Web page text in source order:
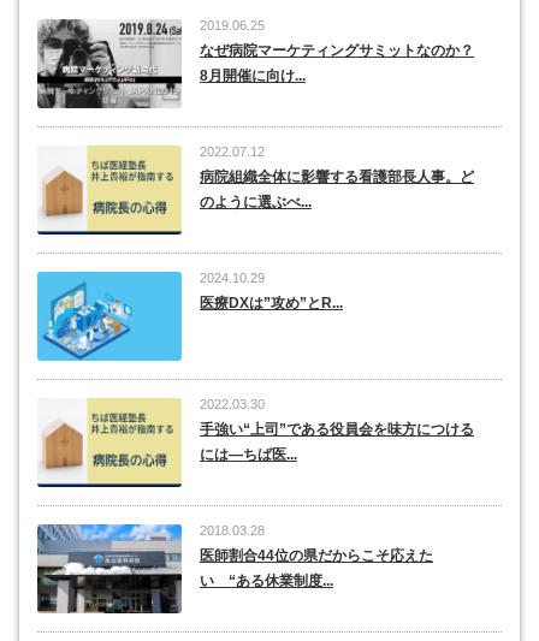
2019.06.25
なぜ病院マーケティングサミットなのか？
8月開催に向け...
2022.07.12
病院組織全体に影響する看護部長人事。ど
のように選ぶべ...
2024.10.29
医療DXは”攻め”とR...
2022.03.30
手強い“上司”である役員会を味方につける
には―ちば医...
2018.03.28
医師割合44位の県だからこそ応えた
い “ある休業制度...